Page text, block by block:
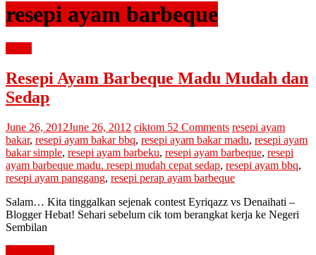
resepi ayam barbeque
Resepi Ayam Barbeque Madu Mudah dan
Sedap
June 26, 2012June 26, 2012 ciktom 52 Comments resepi ayam
bakar, resepi ayam bakar bbq, resepi ayam bakar madu, resepi ayam
bakar simple, resepi ayam barbeku, resepi ayam barbeque, resepi
ayam barbeque madu. resepi mudah cepat sedap, resepi ayam bbq,
resepi ayam panggang, resepi perap ayam barbeque
Salam… Kita tinggalkan sejenak contest Eyriqazz vs Denaihati –
Blogger Hebat! Sehari sebelum cik tom berangkat kerja ke Negeri
Sembilan